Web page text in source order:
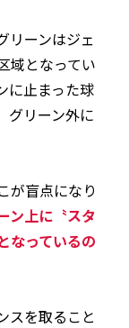
リーンはジェ
域となってい
に止まった球
グリーン外に
が盲点になり
ン上に〝スタ
なっているの
スを取ること